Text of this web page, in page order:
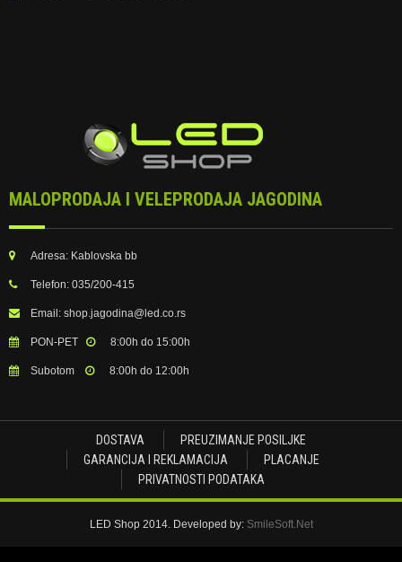
MALOPRODAJA I VELEPRODAJA JAGODINA
Adresa: Kablovska bb
Telefon: 035/200-415
Email: shop.jagodina@led.co.rs
PON-PET 8:00h do 15:00h
Subotom 8:00h do 12:00h
DOSTAVA
PREUZIMANJE POSILJKE
GARANCIJA I REKLAMACIJA
PLACANJE
PRIVATNOSTI PODATAKA
LED Shop 2014. Developed by: SmileSoft.Net